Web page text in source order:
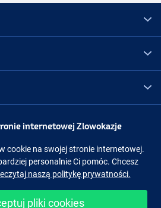
Facebook Instagram
internetowej Zlowokazje
cookie na swojej stronie internetowej.
personalnie Ci pomóc. Chcesz
naszą politykę prywatności.
pliki cookies